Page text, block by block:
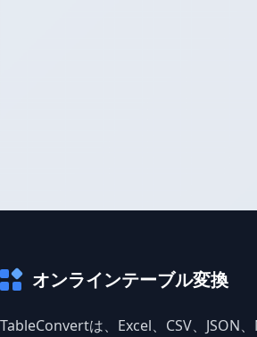
オンラインテーブル変換
TableConvertは、Excel、CSV、JSON